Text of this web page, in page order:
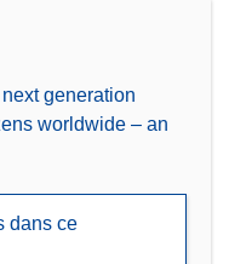
generation
worldwide – an
dans ce